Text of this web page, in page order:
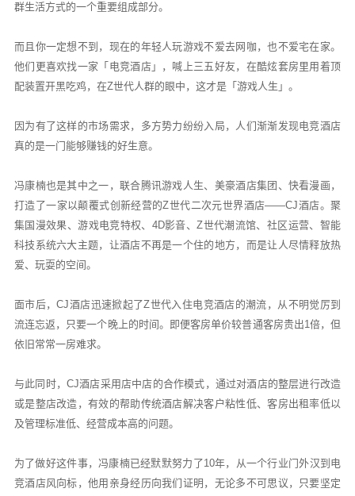
群生活方式的一个重要组成部分。
而且你一定想不到，现在的年轻人玩游戏不爱去网咖，也不爱宅在家。
他们更喜欢找一家「电竞酒店」，喊上三五好友，在酷炫套房里用着顶
配装置开黑吃鸡，在Z世代人群的眼中，这才是「游戏人生」。
因为有了这样的市场需求，多方势力纷纷入局，人们渐渐发现电竞酒店
真的是一门能够赚钱的好生意。
冯康楠也是其中之一，联合腾讯游戏人生、美豪酒店集团、快看漫画，
打造了一家以颠覆式创新经营的Z世代二次元世界酒店——CJ酒店。聚
集国漫效果、游戏电竞特权、4D影音、Z世代潮流馆、社区运营、智能
科技系统六大主题，让酒店不再是一个住的地方，而是让人尽情释放热
爱、玩耍的空间。
面市后，CJ酒店迅速掀起了Z世代入住电竞酒店的潮流，从不明觉厉到
流连忘返，只要一个晚上的时间。即便客房单价较普通客房贵出1倍，但
依旧常常一房难求。
与此同时，CJ酒店采用店中店的合作模式，通过对酒店的整层进行改造
或是整店改造，有效的帮助传统酒店解决客户粘性低、客房出租率低以
及管理标准低、经营成本高的问题。
为了做好这件事，冯康楠已经默默努力了10年，从一个行业门外汉到电
竞酒店风向标，他用亲身经历向我们证明，无论多不可思议，只要坚定